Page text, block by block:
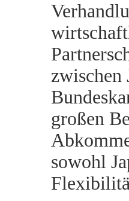
zwischen
großen
sowohl